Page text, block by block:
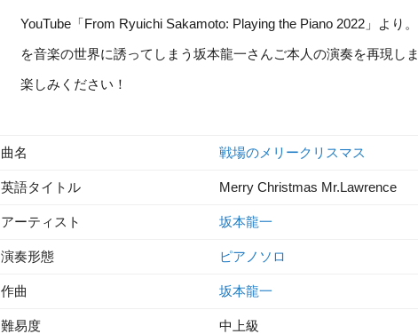
YouTube「From Ryuichi Sakamoto: Playing the Piano 2022」より
を音楽の世界に誘ってしまう坂本龍一さんご本人の演奏を再現し
楽しみください！
曲名 戦場のメリークリスマス
英語タイトル Merry Christmas Mr.Lawrence
アーティスト 坂本龍一
演奏形態 ピアノソロ
作曲 坂本龍一
難易度 中上級